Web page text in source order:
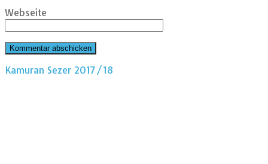
Webseite
Kamuran Sezer 2017/18